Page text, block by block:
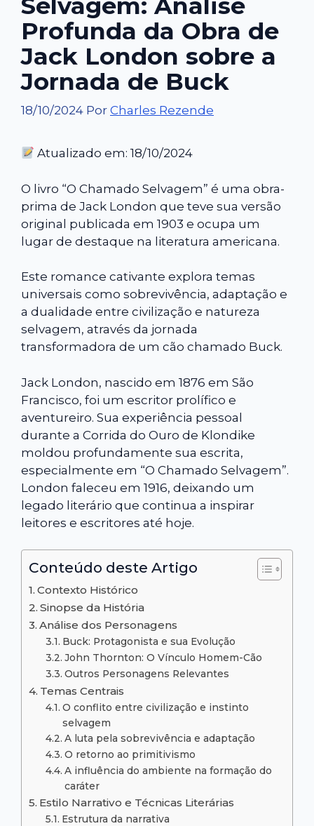
Profunda da Obra de
Jack London sobre a
Jornada de Buck
18/10/2024 Por Charles Rezende
Atualizado em: 18/10/2024
O livro “O Chamado Selvagem” é uma obra-
prima de Jack London que teve sua versão
original publicada em 1903 e ocupa um
lugar de destaque na literatura americana.
Este romance cativante explora temas
universais como sobrevivência, adaptação e
a dualidade entre civilização e natureza
selvagem, através da jornada
transformadora de um cão chamado Buck.
Jack London, nascido em 1876 em São
Francisco, foi um escritor prolífico e
aventureiro. Sua experiência pessoal
durante a Corrida do Ouro de Klondike
moldou profundamente sua escrita,
especialmente em “O Chamado Selvagem”.
London faleceu em 1916, deixando um
legado literário que continua a inspirar
leitores e escritores até hoje.
Conteúdo deste Artigo
Contexto Histórico
Sinopse da História
Análise dos Personagens
Buck: Protagonista e sua Evolução
John Thornton: O Vínculo Homem-Cão
Outros Personagens Relevantes
Temas Centrais
O conflito entre civilização e instinto
selvagem
A luta pela sobrevivência e adaptação
O retorno ao primitivismo
A influência do ambiente na formação do
caráter
Estilo Narrativo e Técnicas Literárias
Estrutura da narrativa